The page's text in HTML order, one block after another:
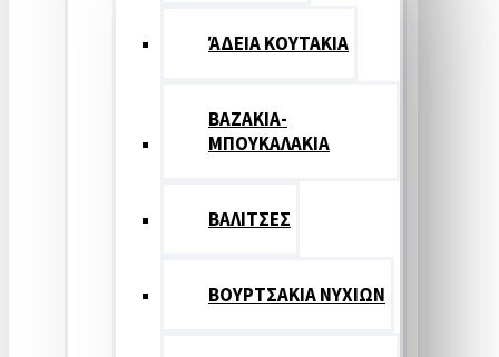
ΆΔΕΙΑ ΚΟΥΤΑΚΙΑ
ΒΑΖΑΚΙΑ-
ΜΠΟΥΚΑΛΑΚΙΑ
ΒΑΛΙΤΣΕΣ
ΒΟΥΡΤΣΑΚΙΑ ΝΥΧΙΩΝ